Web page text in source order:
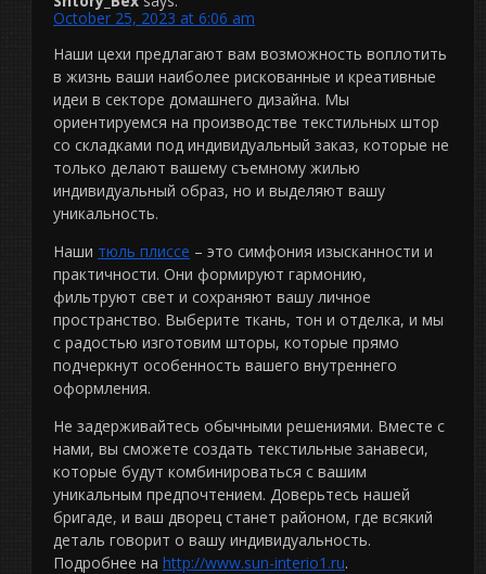
October 25, 2023 at 6:06 am
Наши цехи предлагают вам возможность воплотить
в жизнь ваши наиболее рискованные и креативные
идеи в секторе домашнего дизайна. Мы
ориентируемся на производстве текстильных штор
со складками под индивидуальный заказ, которые не
только делают вашему съемному жилью
индивидуальный образ, но и выделяют вашу
уникальность.
Наши тюль плиссе – это симфония изысканности и
практичности. Они формируют гармонию,
фильтруют свет и сохраняют вашу личное
пространство. Выберите ткань, тон и отделка, и мы
с радостью изготовим шторы, которые прямо
подчеркнут особенность вашего внутреннего
оформления.
Не задерживайтесь обычными решениями. Вместе с
нами, вы сможете создать текстильные занавеси,
которые будут комбинироваться с вашим
уникальным предпочтением. Доверьтесь нашей
бригаде, и ваш дворец станет районом, где всякий
деталь говорит о вашу индивидуальность.
Подробнее на http://www.sun-interio1.ru.